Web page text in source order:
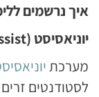
איך נרשמים
יוניאסיסט (
מערכת
לסטודנטים